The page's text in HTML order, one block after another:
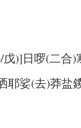
)]日啰(二合)
娑(去)莽盐鑁